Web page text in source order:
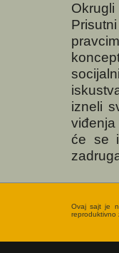
izneli
će se
Ovaj sajt je
reproduktivno